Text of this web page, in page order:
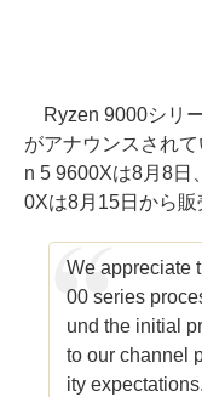
Ryzen 9000シリ
がアナウンスされ
n 5 9600Xは8月8日
0Xは8月15日から販
We appreciate
00 series
und the initial
to our channel
ity